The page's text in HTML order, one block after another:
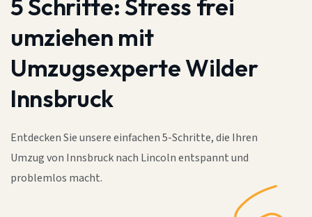
5 Schritte:Stress frei
umziehen mit
Umzugsexperte Wilder
Innsbruck
Entdecken Sie unsere einfachen 5-Schritte, die Ihren
Umzug von Innsbruck nach Lincoln entspannt und
problemlos macht.